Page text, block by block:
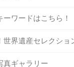
ーワードはこちら！
世界遺産セレクショ
真ギャラリー